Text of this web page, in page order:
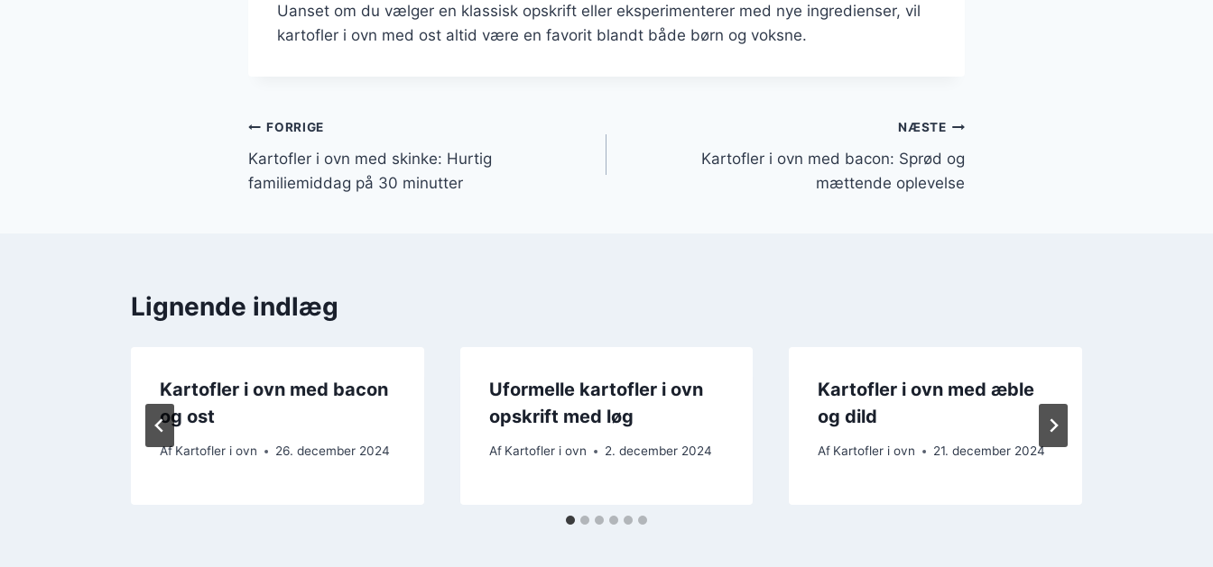
Uanset om du vælger en klassisk opskrift eller eksperimenterer med nye ingredienser, vil
kartofler i ovn med ost altid være en favorit blandt både børn og voksne.
Indlægsnavigation
FORRIGE
Kartofler i ovn med skinke: Hurtig
familiemiddag på 30 minutter
NÆSTE
Kartofler i ovn med bacon: Sprød og
mættende oplevelse
Lignende indlæg
Kartofler i ovn med bacon
og ost
Af Kartofler i ovn 26. december 2024
Uformelle kartofler i ovn
opskrift med løg
Af Kartofler i ovn 2. december 2024
Kartofler i ovn med æble
og dild
Af Kartofler i ovn 21. december 2024